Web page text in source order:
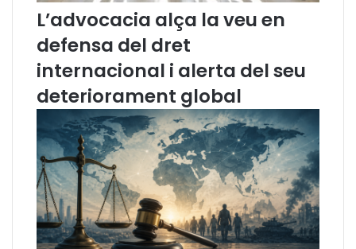
d
e
L
e
g
a
(
f
e
b
r
e
t
a
a
p
e
l
D
i
a
I
n
t
L’advocacia alça la veu en
defensa del dret
internacional i alerta del seu
deteriorament global